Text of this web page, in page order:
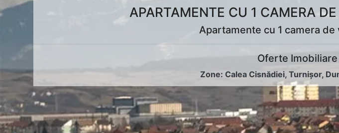
APARTAMENTE CU 1 CAMERA
Apartamente cu 1 camera
Oferte
Zone:Calea Cisnădiei,Turnișor,